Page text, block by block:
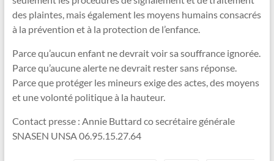
des plaintes, mais également les moyens humains consacrés
à la prévention et à la protection de l’enfance.
Parce qu’aucun enfant ne devrait voir sa souffrance ignorée.
Parce qu’aucune alerte ne devrait rester sans réponse.
Parce que protéger les mineurs exige des actes, des moyens
et une volonté politique à la hauteur.
Contact presse : Annie Buttard co secrétaire générale
SNASEN UNSA 06.95.15.27.64